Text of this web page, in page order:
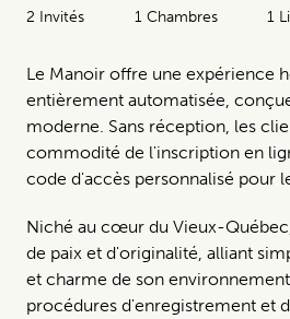
2 Invités 1 Chambres 1
Le Manoir offre une expérience
entièrement automatisée,
moderne. Sans réception, les
commodité de l'inscription en
code d'accès personnalisé pour
Niché au cœur du Vieux-
de paix et d'originalité, alliant
et charme de son
procédures d'enregistrement et